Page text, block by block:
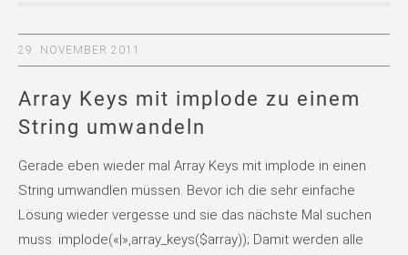
29. NOVEMBER 2011
Array Keys mit implode zu einem
String umwandeln
Gerade eben wieder mal Array Keys mit implode in einen
String umwandlen müssen. Bevor ich die sehr einfache
Lösung wieder vergesse und sie das nächste Mal suchen
muss: implode(«|»,array_keys($array)); Damit werden alle